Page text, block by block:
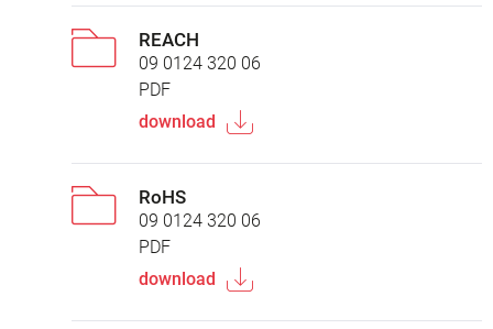
REACH
09 0124 320 06
PDF
download
RoHS
09 0124 320 06
PDF
download